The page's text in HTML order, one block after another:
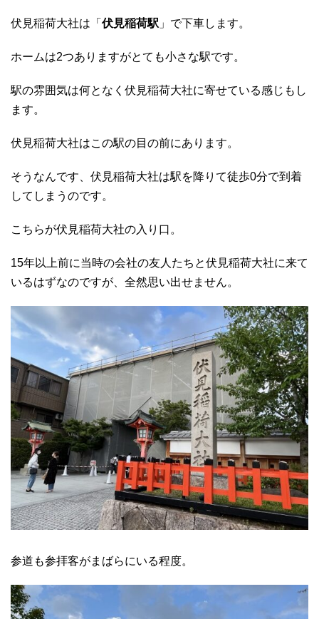
伏見稲荷大社は「 伏見稲荷駅 」で下車します。
ホームは2つありますがとても小さな駅です。
駅の雰囲気は何となく伏見稲荷大社に寄せている感じもし
ます。
伏見稲荷大社はこの駅の目の前にあります。
そうなんです、伏見稲荷大社は駅を降りて徒歩0分で到着
してしまうのです。
こちらが伏見稲荷大社の入り口。
15年以上前に当時の会社の友人たちと伏見稲荷大社に来て
いるはずなのですが、全然思い出せません。
参道も参拝客がまばらにいる程度。